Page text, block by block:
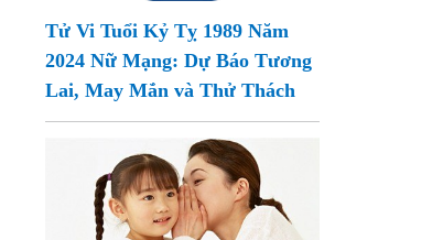
Tử Vi Tuổi Kỷ Tỵ 1989 Năm
2024 Nữ Mạng: Dự Báo Tương
Lai, May Mắn và Thử Thách